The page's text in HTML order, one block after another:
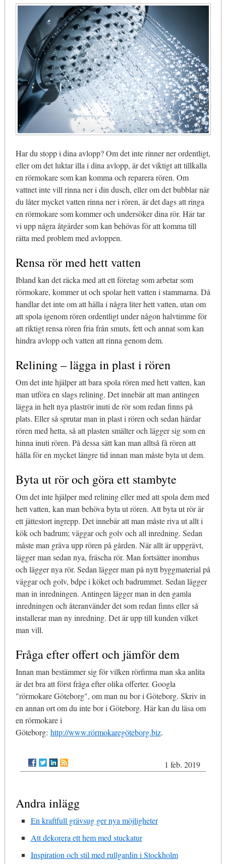
Har du stopp i dina avlopp? Om det inte rinner ner ordentligt,
eller om det luktar illa i dina avlopp, är det viktigt att tillkalla
en rörmokare som kan komma och reparera rören. Om
vattnet inte vill rinna ner i din dusch, eller om det bubblar när
du låter mycket vatten rinna ner i rören, är det dags att ringa
en rörmokare som kommer och undersöker dina rör. Här tar
vi upp några åtgärder som kan behövas för att komma till
rätta med problem med avloppen.
Rensa rör med hett vatten
Ibland kan det räcka med att ett företag som arbetar som
rörmokare, kommer ut och spolar hett vatten i stammarna. Då
handlar det inte om att hälla i några liter hett vatten, utan om
att spola igenom rören ordentligt under någon halvtimme för
att riktigt rensa rören fria från smuts, fett och annat som kan
hindra avlopp och vatten att rinna genom dem.
Relining – lägga in plast i rören
Om det inte hjälper att bara spola rören med hett vatten, kan
man utföra en slags relining. Det innebär att man antingen
lägga in helt nya plaströr inuti de rör som redan finns på
plats. Eller så sprutar man in plast i rören och sedan härdar
rören med hetta, så att plasten smälter och lägger sig som en
hinna inuti rören. På dessa sätt kan man alltså få rören att
hålla för en mycket längre tid innan man måste byta ut dem.
Byta ut rör och göra ett stambyte
Om det inte hjälper med relining eller med att spola dem med
hett vatten, kan man behöva byta ut rören. Att byta ut rör är
ett jättestort ingrepp. Det innebär att man måste riva ut allt i
kök och badrum; väggar och golv och all inredning. Sedan
måste man gräva upp rören på gården. När allt är uppgrävt,
lägger man sedan nya, fräscha rör. Man fortsätter inomhus
och lägger nya rör. Sedan lägger man på nytt byggmaterial på
väggar och golv, bdpe i köket och badrummet. Sedan lägger
man in inredningen. Antingen lägger man in den gamla
inredningen och återanvänder det som redan finns eller så
installerar man ny inredning. Det är upp till kunden vilket
man vill.
Fråga efter offert och jämför dem
Innan man bestämmer sig för vilken rörfirma man ska anlita
är det bra att först fråga efter olika offerter. Googla
"rörmokare Göteborg", om man nu bor i Göteborg. Skriv in
en annan ort om du inte bor i Göteborg. Här kan du läsa om
en rörmokare i
Göteborg: http://www.rörmokaregöteborg.biz.
1 feb. 2019
Andra inlägg
En kraftfull grävsug ger nya möjligheter
Att dekorera ett hem med stuckatur
Inspiration och stil med rullgardin i Stockholm